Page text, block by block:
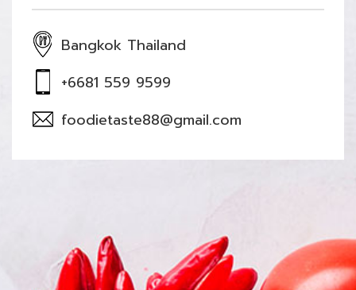
Bangkok Thailand
+6681 559 9599
foodietaste88@gmail.com